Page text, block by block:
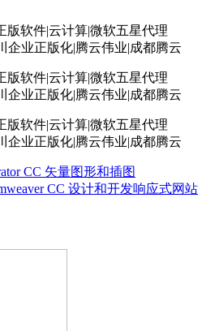
CC 矢量图形和插图
CC 设计和开发响应式网站